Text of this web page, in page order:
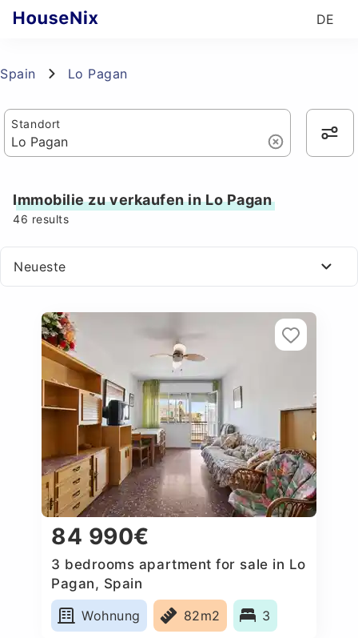
DE
Spain Lo Pagan
Standort
Immobilie zu verkaufen in Lo Pagan
46 results
Neueste
84 990€
3 bedrooms apartment for sale in Lo
Pagan, Spain
Wohnung
82m2 3